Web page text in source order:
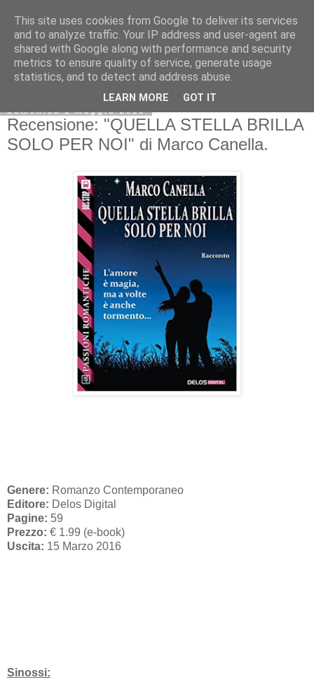
domenica 1 maggio 2016
Recensione: "QUELLA STELLA BRILLA
SOLO PER NOI" di Marco Canella.
Genere: Romanzo Contemporaneo
Editore: Delos Digital
Pagine: 59
Prezzo: € 1.99 (e-book)
Uscita: 15 Marzo 2016
Sinossi:
This site uses cookies from Google to deliver its services
and to analyze traffic. Your IP address and user-agent are
shared with Google along with performance and security
metrics to ensure quality of service, generate usage
statistics, and to detect and address abuse.
LEARN MORE GOT IT